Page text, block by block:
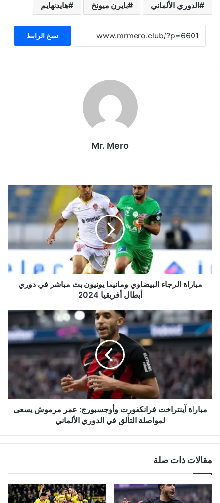
الدوري الألماني بايرن ميونخ هايدنهايم
نسخ الرابط
Mr. Mero
مباراة
الرجاء
ومانيما
بث
مباشر
في
دوري
أبطالمباراة الرجاء البيضاوي ومانيما يونيون بث مباشر في دوري
أبطال أفريقيا 2024
مباراة
آينتراخت
فرانكفورت
وأوجسبورج:
عمر
مرموش
يسعى
لمواصلة
التألق
فيمباراة آينتراخت فرانكفورت وأوجسبورج: عمر مرموش يسعى
لمواصلة التألق في الدوري الألماني
مقالات ذات صلة